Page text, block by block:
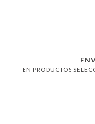
EN PRODUCTOS